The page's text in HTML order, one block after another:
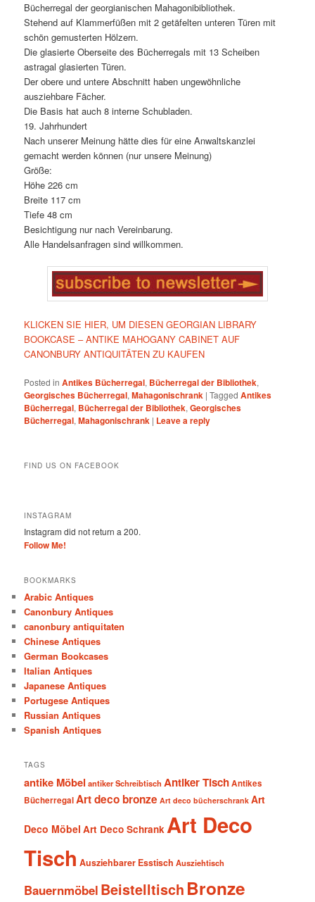
Bücherregal der georgianischen Mahagonibibliothek.
Stehend auf Klammerfüßen mit 2 getäfelten unteren Türen mit
schön gemusterten Hölzern.
Die glasierte Oberseite des Bücherregals mit 13 Scheiben
astragal glasierten Türen.
Der obere und untere Abschnitt haben ungewöhnliche
ausziehbare Fächer.
Die Basis hat auch 8 interne Schubladen.
19. Jahrhundert
Nach unserer Meinung hätte dies für eine Anwaltskanzlei
gemacht werden können (nur unsere Meinung)
Größe:
Höhe 226 cm
Breite 117 cm
Tiefe 48 cm
Besichtigung nur nach Vereinbarung.
Alle Handelsanfragen sind willkommen.
KLICKEN SIE HIER, UM DIESEN GEORGIAN LIBRARY
BOOKCASE – ANTIKE MAHOGANY CABINET AUF
CANONBURY ANTIQUITÄTEN ZU KAUFEN
Posted in Antikes Bücherregal, Bücherregal der Bibliothek,
Georgisches Bücherregal,Mahagonischrank |Tagged Antikes
Bücherregal, Bücherregal der Bibliothek,Georgisches
Bücherregal,Mahagonischrank | Leave a reply
FIND US ON FACEBOOK
INSTAGRAM
Instagram did not return a 200.
Follow Me!
BOOKMARKS
Arabic Antiques
Canonbury Antiques
canonbury antiquitaten
Chinese Antiques
German Bookcases
Italian Antiques
Japanese Antiques
Portugese Antiques
Russian Antiques
Spanish Antiques
TAGS
antike Möbel antiker Schreibtisch Antiker TischAntikes
BücherregalArt deco bronze Art deco bücherschrank Art
Deco Möbel Art Deco Schrank Art Deco
Tisch Ausziehbarer Esstisch Ausziehtisch
Bauernmöbel Beistelltisch Bronze